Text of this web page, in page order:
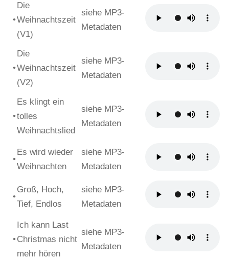
•
Die
Weihnachtszeit
(V1)
siehe MP3-
Metadaten
•
Die
Weihnachtszeit
(V2)
siehe MP3-
Metadaten
•
Es klingt ein
tolles
Weihnachtslied
siehe MP3-
Metadaten
•
Es wird wieder
Weihnachten
siehe MP3-
Metadaten
•
Groß, Hoch,
Tief, Endlos
siehe MP3-
Metadaten
•
Ich kann Last
Christmas nicht
mehr hören
siehe MP3-
Metadaten